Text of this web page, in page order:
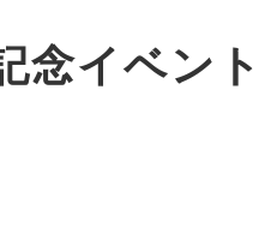
念イベント